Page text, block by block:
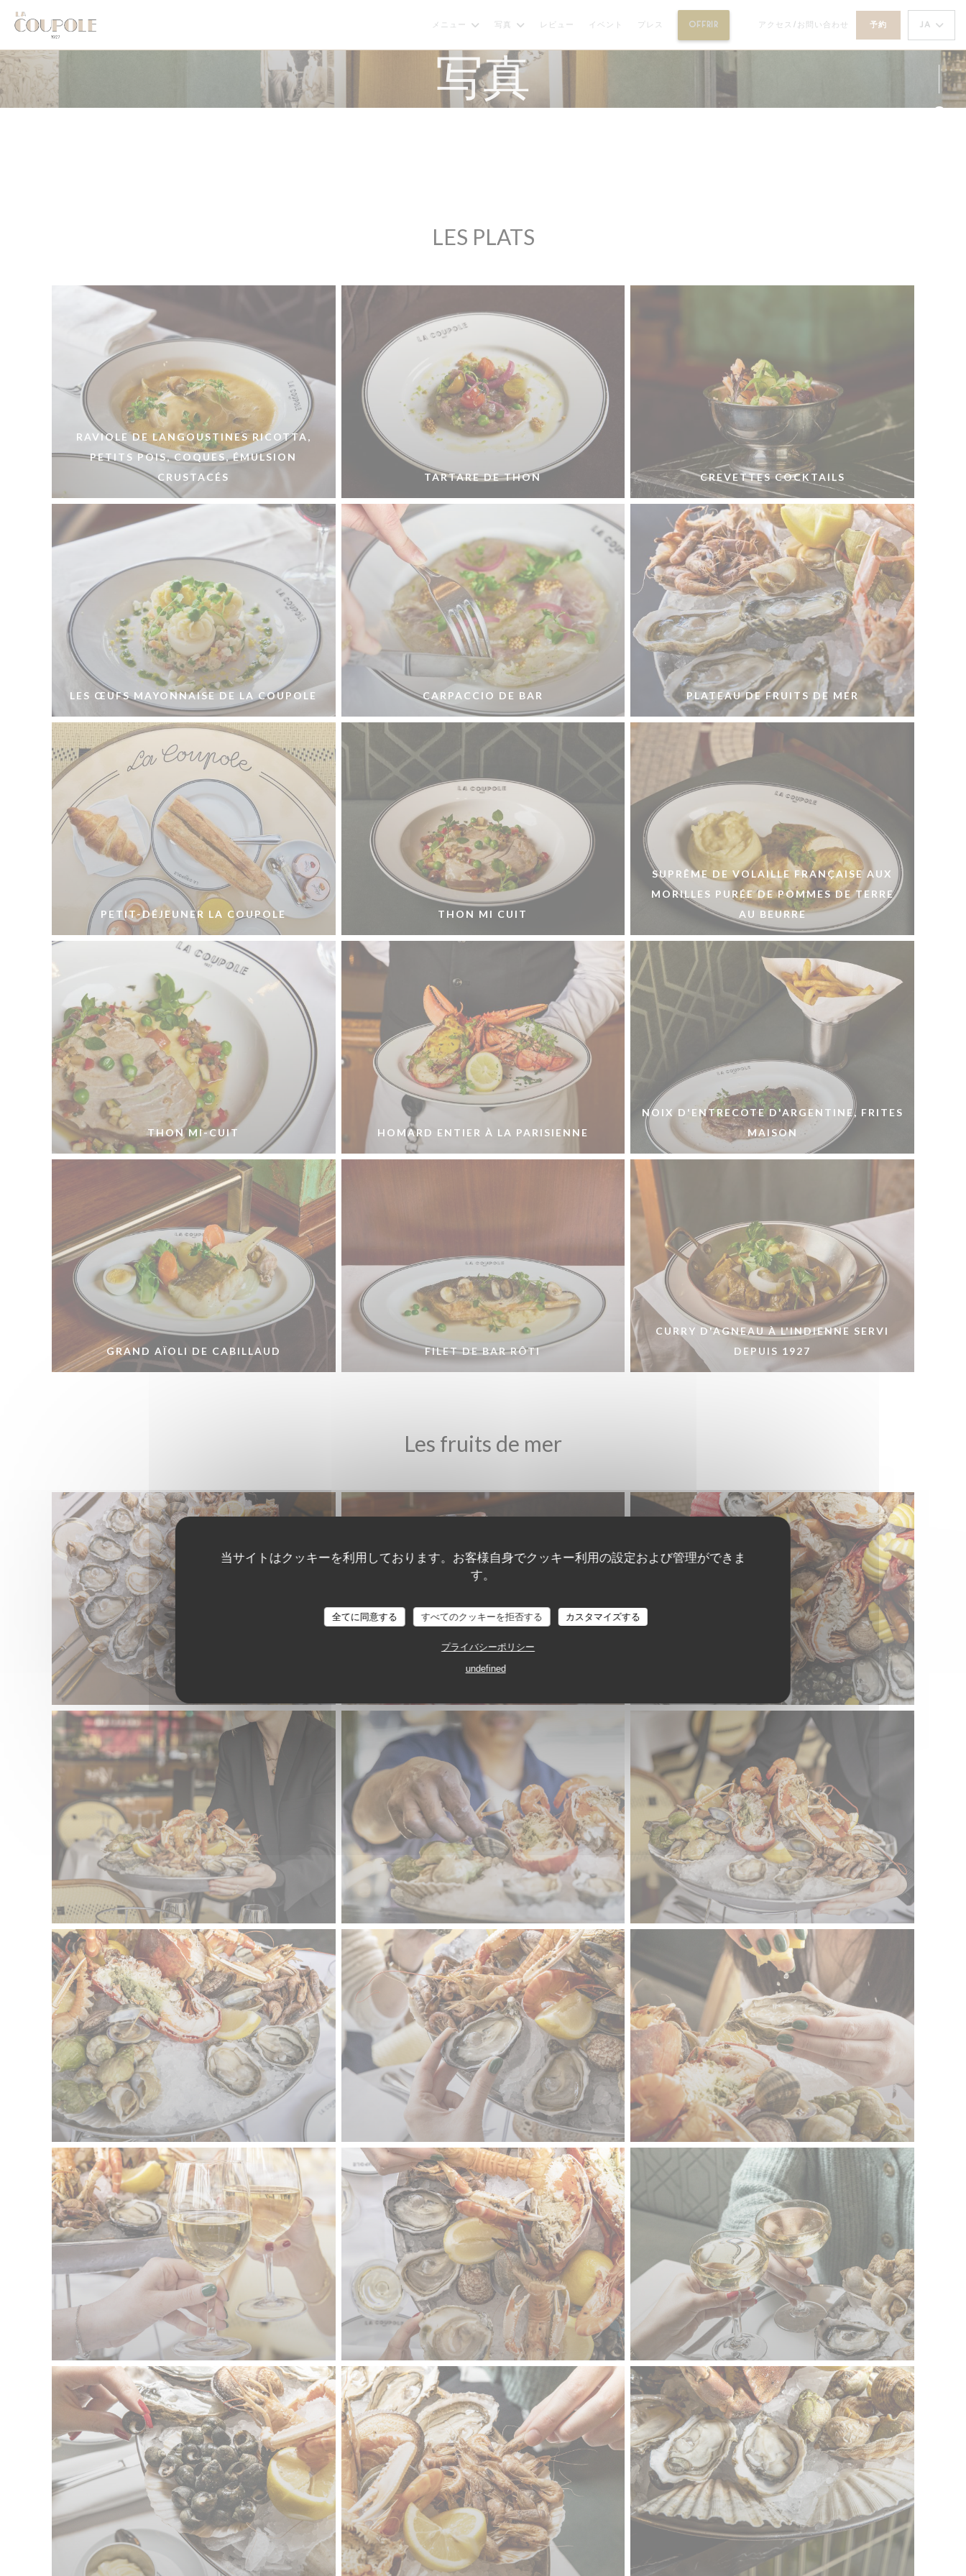
クッキー利用の管理について
当サイトはクッキーを利用しております。お客様自身でクッキー利用の設定および管理ができま
す。
全てに同意する すべてのクッキーを拒否する カスタマイズする
プライバシーポリシー
undefined
メニュー 写真 レビュー イベント プレス OFFRIR ((新しいウィンドウで開きます))
アクセス/お問い合わせ 予約 JA
写真
LES PLATS
RAVIOLE DE LANGOUSTINES RICOTTA,
PETITS POIS, COQUES, ÉMULSION
CRUSTACÉS
TARTARE DE THON CREVETTES COCKTAILS
LES ŒUFS MAYONNAISE DE LA COUPOLE CARPACCIO DE BAR PLATEAU DE FRUITS DE MER
PETIT-DÉJEUNER LA COUPOLE THON MI CUIT
SUPRÊME DE VOLAILLE FRANÇAISE AUX
MORILLES PURÉE DE POMMES DE TERRE
AU BEURRE
THON MI-CUIT HOMARD ENTIER À LA PARISIENNE
NOIX D'ENTRECOTE D'ARGENTINE, FRITES
MAISON
GRAND AÏOLI DE CABILLAUD FILET DE BAR RÔTI
CURRY D'AGNEAU À L'INDIENNE SERVI
DEPUIS 1927
Les fruits de mer